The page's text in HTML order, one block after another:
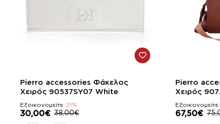
-21%
Pierro accessories Φάκελος
Χειρός 90537SY07 White
Εξοικονομείτε-21%
30,00€ 38,00€
-10%
Pierro
Χειρός
Εξοικονομείτε
67,50€